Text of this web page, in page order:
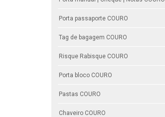
Porta passaporte COURO
Tag de bagagem COURO
Risque Rabisque COURO
Porta bloco COURO
Pastas COURO
Chaveiro COURO